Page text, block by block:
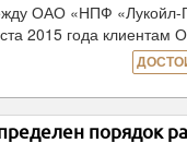
ОАО «НПФ «Лукойл-
2015 года
порядок